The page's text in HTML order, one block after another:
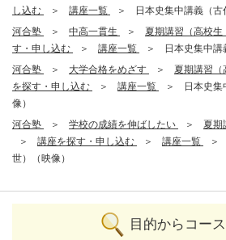
し込む
講座一覧
日本史集中講義（
河合塾
中高一貫生 夏期講習（高校生
す・申し込む
講座一覧
日本史集中
河合塾
大学合格をめざす 夏期講習（
を探す・申し込む
講座一覧
日本史
像）
河合塾
学校の成績を伸ばしたい
夏期
講座を探す・申し込む
講座一覧
世）（映像）
目的からコー